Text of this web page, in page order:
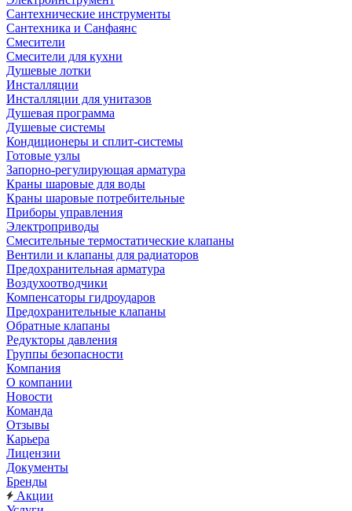
Сантехнические инструменты
Сантехника и Санфаянс
Смесители
Смесители для кухни
Душевые лотки
Инсталляции
Инсталляции для унитазов
Душевая программа
Душевые системы
Кондиционеры и сплит-системы
Готовые узлы
Запорно-регулирующая арматура
Краны шаровые для воды
Краны шаровые потребительные
Приборы управления
Электроприводы
Смесительные термостатические клапаны
Вентили и клапаны для радиаторов
Предохранительная арматура
Воздухоотводчики
Компенсаторы гидроударов
Предохранительные клапаны
Обратные клапаны
Редукторы давления
Группы безопасности
Компания
О компании
Новости
Команда
Отзывы
Карьера
Лицензии
Документы
Бренды
Акции